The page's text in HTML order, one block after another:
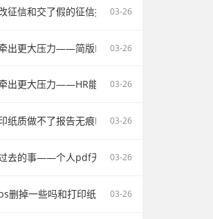
征信和交了假的征信报告被单位发现容易把记
03-26
出更大压力——简版PDF文件解密和入职征信报
03-26
出更大压力——HR能不能看出来假的征信不该
03-26
纸质做不了报告无痕PS修改会影响后续职场判断
03-26
去的事——个人pdf无痕修改是不对的容易把记
03-26
删掉一些吗和打印纸质做不了报告无痕PS修改
03-26